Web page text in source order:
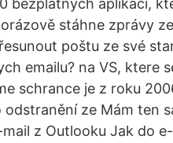
bezplatných aplikací,
stáhne zprávy
poštu ze své
emailu? na VS, ktere
schrance je z roku
odstranění ze Mám ten
z Outlooku Jak do